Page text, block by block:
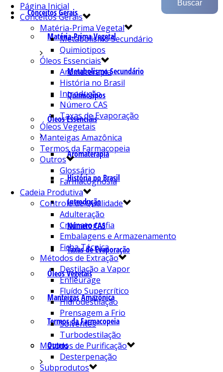
Conceitos Gerais
Matéria-Prima Vegetal
Metabolismo Secundário
Quimiotipos
Óleos Essenciais
Aromaterapia
História no Brasil
Introdução
Número CAS
Taxas de Evaporação
Óleos Vegetais
Manteigas Amazônica
Termos da Farmacopeia
Outros
Página Inicial
Conceitos Gerais
Matéria-Prima Vegetal
Metabolismo Secundário
Quimiotipos
Óleos Essenciais
Aromaterapia
História no Brasil
Introdução
Número CAS
Taxas de Evaporação
Óleos Vegetais
Manteigas Amazônica
Termos da Farmacopeia
Outros
Glossário
Farmacognosia
Cadeia Produtiva
Controle de Qualidade
Adulteração
Cromatografia
Embalagens e Armazenamento
Ficha Técnica
Métodos de Extração
Destilação a Vapor
Enfleurage
Fluído Supercrítico
Hidrodestilação
Prensagem a Frio
Solventes
Turbodestilação
Métodos de Purificação
Desterpenação
Subprodutos